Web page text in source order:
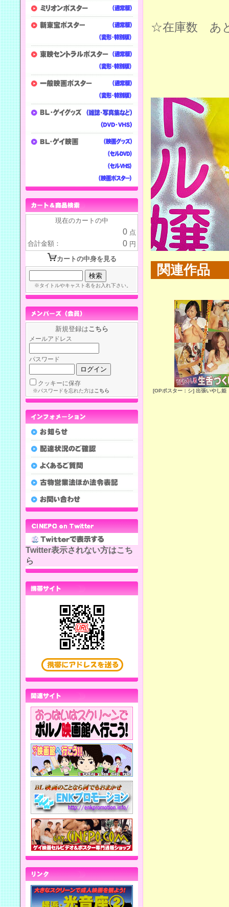
☆在庫数 あ
関連作品
[OPポスター：シ] 出張いやし
現在のカートの中
0 点
合計金額：
0 円
カートの中身を見る
※タイトルやキャスト名をお入れ下さい。
新規登録はこちら
メールアドレス
パスワード
クッキーに保存
※パスワードを忘れた方はこちら
Twitter表示されない方はこち
ら